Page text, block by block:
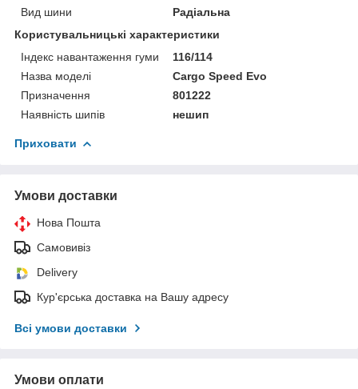
Вид шини
Радіальна
Користувальницькі характеристики
Індекс навантаження гуми
116/114
Назва моделі
Cargo Speed Evo
Призначення
801222
Наявність шипів
нешип
Приховати
Умови доставки
Нова Пошта
Самовивіз
Delivery
Кур'єрська доставка на Вашу адресу
Всі умови доставки
Умови оплати